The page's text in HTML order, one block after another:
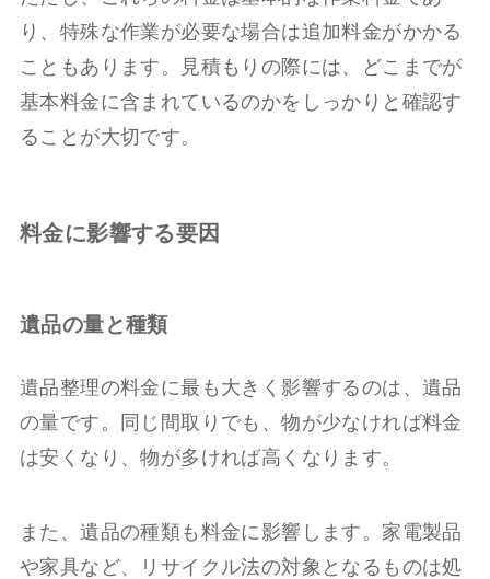
り、特殊な作業が必要な場合は追加料金がかかる
こともあります。見積もりの際には、どこまでが
基本料金に含まれているのかをしっかりと確認す
ることが大切です。
料金に影響する要因
遺品の量と種類
遺品整理の料金に最も大きく影響するのは、遺品
の量です。同じ間取りでも、物が少なければ料金
は安くなり、物が多ければ高くなります。
また、遺品の種類も料金に影響します。家電製品
や家具など、リサイクル法の対象となるものは処